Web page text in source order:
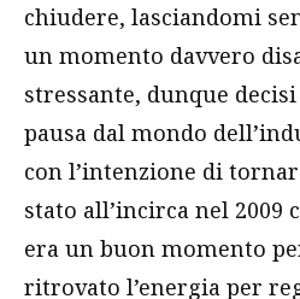
chiudere, lasciandomi
un momento davvero
stressante, dunque
pausa dal mondo
con l’intenzione di
stato all’incirca nel 2009
era un buon momento
ritrovato l’energia per